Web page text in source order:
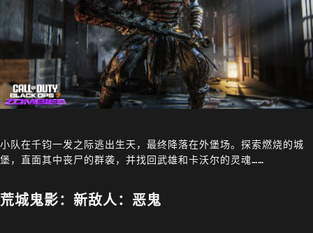
小队在千钧一发之际逃出生天，最终降落在外堡场。探索燃烧的城
堡，直面其中丧尸的群袭，并找回武雄和卡沃尔的灵魂……
荒城鬼影：新敌人：恶鬼